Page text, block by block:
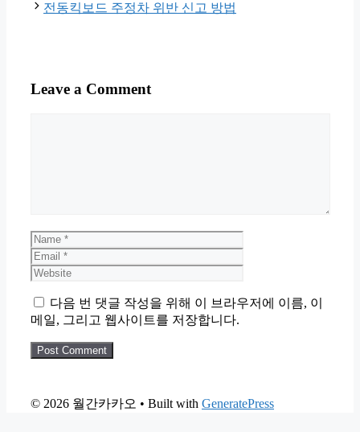
전동킥보드 주정차 위반 신고 방법
Leave a Comment
Name
다음 번 댓글 작성을 위해 이 브라우저에 이름, 이
메일, 그리고 웹사이트를 저장합니다.
© 2026 월간카카오 • Built with GeneratePress